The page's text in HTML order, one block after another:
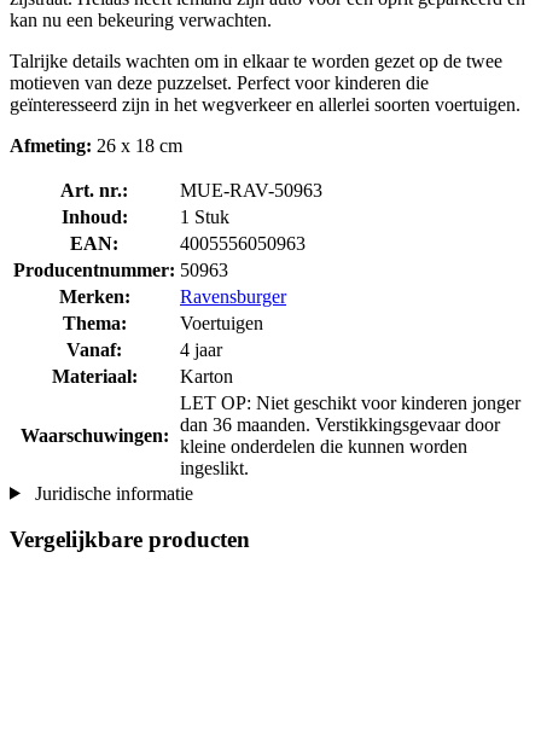
kan nu een bekeuring verwachten.
Talrijke details wachten om in elkaar te worden gezet op de twee
motieven van deze puzzelset. Perfect voor kinderen die
geïnteresseerd zijn in het wegverkeer en allerlei soorten voertuigen.
Afmeting: 26 x 18 cm
Art. nr.:
MUE-RAV-50963
Inhoud:
1 Stuk
EAN:
4005556050963
Producentnummer: 50963
Merken:
Ravensburger
Thema:
Voertuigen
Vanaf:
4 jaar
Materiaal:
Karton
Waarschuwingen:
LET OP: Niet geschikt voor kinderen jonger
dan 36 maanden. Verstikkingsgevaar door
kleine onderdelen die kunnen worden
ingeslikt.
Juridische informatie
Vergelijkbare producten